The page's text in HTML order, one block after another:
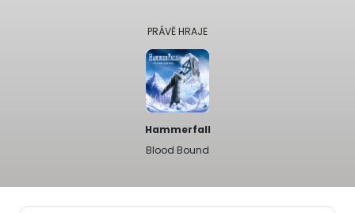
PRÁVĚ HRAJE
Hammerfall
Blood Bound